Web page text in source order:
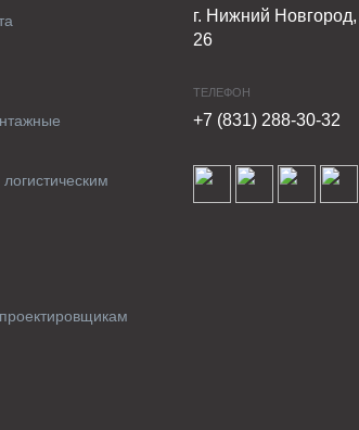
г. Нижний
26
ТЕЛЕФОН
+7 (831) 288-30-32